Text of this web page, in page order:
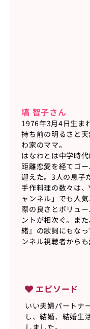
塙 智子さん
1976年3月4日生ま
持ち前の明るさと
わ家のママ。
はなわとは中学時
距離恋愛を経てゴ
迎えた。3人の息子
手作料理の数々は
ャンネル」でも人
際の良さとボリュ
ントが相次ぐ。ま
緒』の歌詞にもな
ンネル視聴者からも
エピソード
いい夫婦パートナ
し、結婚、結婚生
しました。